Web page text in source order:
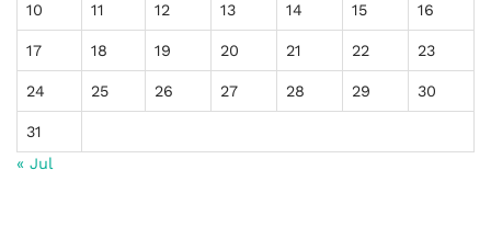
10 11 12 13 14 15 16
17 18 19 20 21 22 23
24 25 26 27 28 29 30
31
« Jul